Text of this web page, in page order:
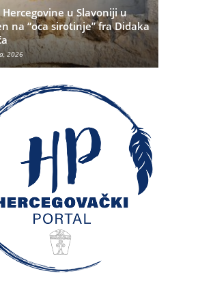
Hercegovine u Slavoniji u
na “oca sirotinje” fra Didaka
2026